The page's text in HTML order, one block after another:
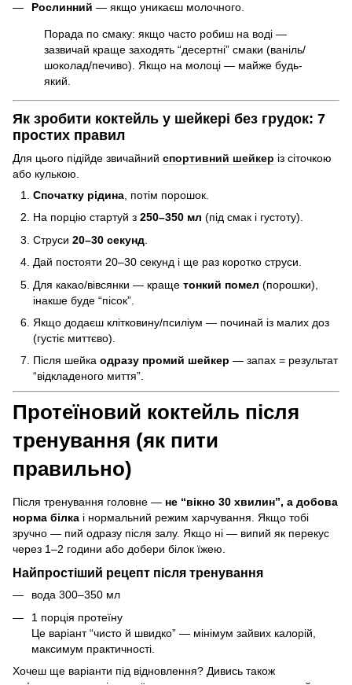
Рослинний — якщо уникаєш молочного.
Порада по смаку: якщо часто робиш на воді —
зазвичай краще заходять “десертні” смаки (ваніль/
шоколад/печиво). Якщо на молоці — майже будь-
який.
Як зробити коктейль у шейкері без грудок: 7
простих правил
Для цього підійде звичайний спортивний шейкер із сіточкою
або кулькою.
Спочатку рідина , потім порошок.
На порцію стартуй з 250–350 мл (під смак і густоту).
Струси 20–30 секунд
Дай постояти 20–30 секунд і ще раз коротко струси.
Для какао/вівсянки — краще тонкий помел (порошки),
інакше буде “пісок”.
Якщо додаєш клітковину/псиліум — починай із малих доз
(густіє миттєво).
Після шейка одразу промий шейкер — запах = результат
“відкладеного миття”.
Протеїновий коктейль після
тренування (як пити
правильно)
Після тренування головне — не “вікно 30 хвилин”, а добова
норма білка і нормальний режим харчування. Якщо тобі
зручно — пий одразу після залу. Якщо ні — випий як перекус
через 1–2 години або добери білок їжею.
Найпростіший рецепт після тренування
вода 300–350 мл
1 порція протеїну
Це варіант “чисто й швидко” — мінімум зайвих калорій,
максимум практичності.
Хочеш ще варіанти під відновлення? Дивись також